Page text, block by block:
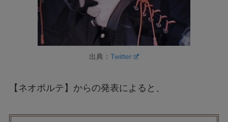
出典： Twitter
【ネオポルテ】からの発表によると、